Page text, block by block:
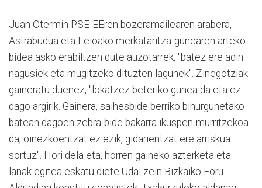
Juan Otermin PSE-EEren bozeramailearen arabera,
Astrabudua eta Leioako merkataritza-gunearen arteko
bidea asko erabiltzen dute auzotarrek, "batez ere adin
nagusiek eta mugitzeko dituzten lagunek". Zinegotziak
gaineratu duenez, "lokatzez beteriko gunea da eta ez
dago argirik. Gainera, saihesbide berriko bihurgunetako
batean dagoen zebra-bide bakarra ikuspen-murritzekoa
da; oinezkoentzat ez ezik, gidarientzat ere arriskua
sortuz". Hori dela eta, horren gaineko azterketa eta
lanak egitea eskatu diete Udal zein Bizkaiko Foru